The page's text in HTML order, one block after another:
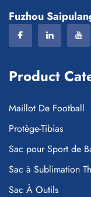
Fuzhou
Product
Maillot De Football
Protège-Tibias
Sac pour Sport de
Sac à Sublimation
Sac À Outils